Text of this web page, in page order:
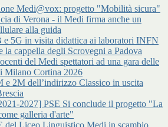
Medi@vox: progetto "Mobilità sicura"
di Verona - il Medi firma anche un
alla guida
e 5G in visita didattica ai laboratori INFN
la cappella degli Scrovegni a Padova
del Medi spettatori ad una gara delle
Milano Cortina 2026
e 2M dell’indirizzo Classico in uscita
2027] PSE Si conclude il progetto "La
galleria d'arte"